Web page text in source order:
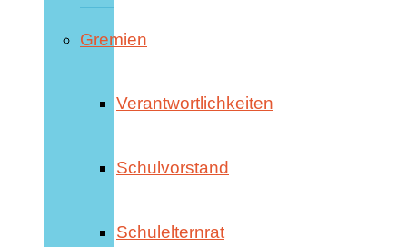
Gremien
Verantwortlichkeiten
Schulvorstand
Schulelternrat